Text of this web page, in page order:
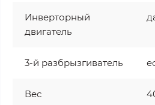
Инверторный
двигатель
3-й разбрызгиватель
Вес